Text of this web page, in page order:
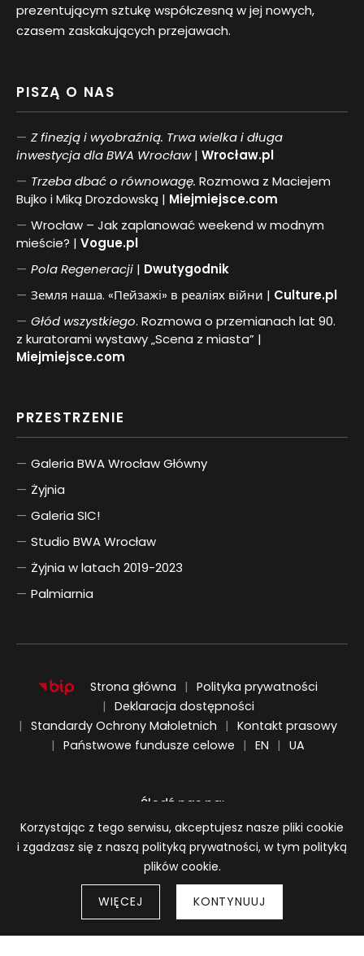
prezentującym sztukę współczesną w jej nowych,
czasem zaskakujących przejawach.
PISZĄ O NAS
Z finezją i wyobraźnią. Trwa wielka i długa
inwestycja dla BWA Wrocław| Wrocław.pl
Trzeba dbać o równowagę. Rozmowa z Maciejem
Bujko i Miką Drozdowską | Miejmiejsce.com
Wrocław – Jak zaplanować weekend w modnym
mieście? | Vogue.pl
PolaRegeneracji | Dwutygodnik
Земля наша. «Пейзажі» в реаліях війни | Culture.pl
Głód wszystkiego. Rozmowa o przemianach lat 90.
z kuratorami wystawy „Scena z miasta” |
Miejmiejsce.com
PRZESTRZENIE
Galeria BWA Wrocław Główny
Żyjnia
Galeria SIC!
Studio BWA Wrocław
Żyjnia w latach 2019-2023
Palmiarnia
Strona główna
Polityka prywatności
Deklaracja dostępności
Standardy Ochrony Małoletnich
Kontakt prasowy
Państwowe fundusze celowe
EN
ENGLISH
UA
UKRAIŃSKI
Śledź nas na:
BWA Wrocław Galerie Sztuki Współczesnej
Wróć do góry strony
Informacja o plikach cookie
Korzystając z tego serwisu, akceptujesz nasze pliki cookie
i zgadzasz się z naszą polityką prywatności, w tym polityką
plików cookie.
WIĘCEJ KONTYNUUJ